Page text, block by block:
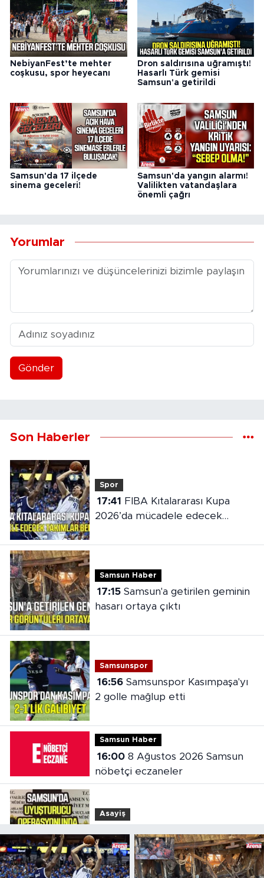
NebiyanFest’te mehter
coşkusu, spor heyecanı
Dron saldırısına uğramıştı!
Hasarlı Türk gemisi
Samsun'a getirildi
Samsun'da 17 ilçede
sinema geceleri!
Samsun'da yangın alarmı!
Valilikten vatandaşlara
önemli çağrı
Yorumlar
Gönder
Son Haberler
Spor
17:41
2026’da mücadele edecek
Samsun Haber
17:15Samsun'a getirilen geminin
hasarı ortaya çıktı
Samsunspor
16:56Samsunspor Kasımpaşa'yı
2 golle mağlup etti
Samsun Haber
16:008 Ağustos 2026 Samsun
nöbetçi eczaneler
Asayiş
operasyonunda 7 şüpheli
cezaevine gönderildi